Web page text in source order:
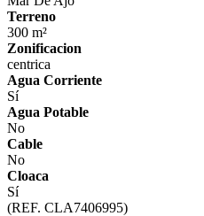
Terreno
300 m²
Zonificacion
centrica
Agua Corriente
Sí
Agua Potable
No
Cable
No
Cloaca
Sí
(REF. CLA7406995)